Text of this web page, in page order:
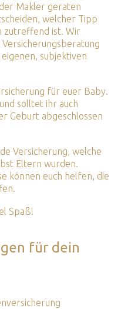
Makler geraten
welcher Tipp
zutreffend ist. Wir
subjektiven
für euer Baby.
solltet ihr auch
Geburt abgeschlossen
Versicherung, welche
Eltern wurden.
können euch helfen, die
Spaß!
für dein